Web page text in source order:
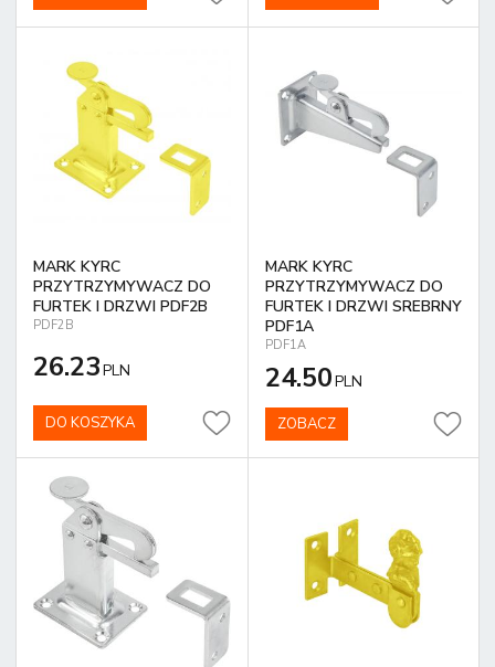
MARK KYRC
PRZYTRZYMYWACZ DO
FURTEK I DRZWI PDF2B
PDF2B
26.23PLN
DO KOSZYKA
MARK KYRC
PRZYTRZYMYWACZ DO
FURTEK I DRZWI SREBRNY
PDF1A
PDF1A
24.50PLN
ZOBACZ